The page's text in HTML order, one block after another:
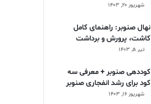
شهریور ۲۰, ۱۴۰۳
نهال صنوبر: راهنمای کامل
کاشت، پرورش و برداشت
تیر ۵, ۱۴۰۳
کوددهی صنوبر + معرفی سه
کود برای رشد انفجاری صنوبر
شهریور ۱۶, ۱۴۰۳